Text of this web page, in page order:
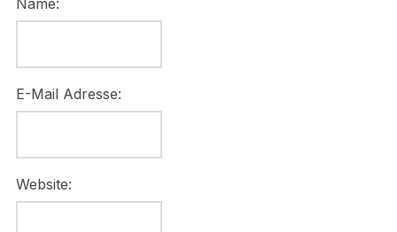
Name:
E-Mail Adresse:
Website: